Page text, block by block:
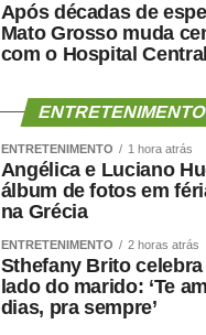
Após décadas de
Mato Grosso muda
com o Hospital Central
ENTRETENIMENTO
ENTRETENIMENTO 1 hora atrás
Angélica e Luciano
álbum de fotos em
na Grécia
ENTRETENIMENTO 2 horas atrás
Sthefany Brito
lado do marido: ‘Te
dias, pra sempre’